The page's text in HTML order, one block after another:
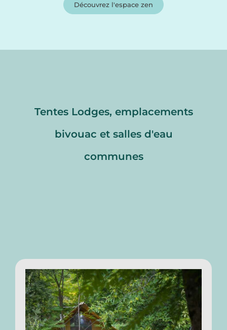
Découvrez l'espace zen
Tentes Lodges, emplacements
bivouac et salles d'eau
communes